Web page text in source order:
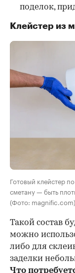
поделок,
Клейстер из
Готовый клейстер
сметану — быть
(Фото: magnific.com)
Такой состав
можно
либо для
заделки
Что